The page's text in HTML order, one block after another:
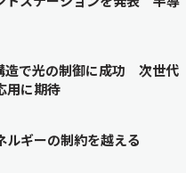
造で光の制御に成功 次世代
用に期待
ルギーの制約を越える